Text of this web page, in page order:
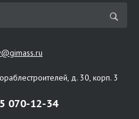
д. 30, корп. 3
070-12-34